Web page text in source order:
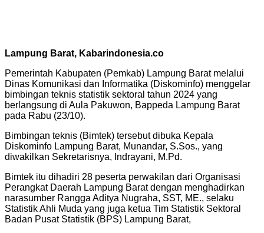
Lampung Barat, Kabarindonesia.co
Pemerintah Kabupaten (Pemkab) Lampung Barat melalui
Dinas Komunikasi dan Informatika (Diskominfo) menggelar
bimbingan teknis statistik sektoral tahun 2024 yang
berlangsung di Aula Pakuwon, Bappeda Lampung Barat
pada Rabu (23/10).
Bimbingan teknis (Bimtek) tersebut dibuka Kepala
Diskominfo Lampung Barat, Munandar, S.Sos., yang
diwakilkan Sekretarisnya, Indrayani, M.Pd.
Bimtek itu dihadiri 28 peserta perwakilan dari Organisasi
Perangkat Daerah Lampung Barat dengan menghadirkan
narasumber Rangga Aditya Nugraha, SST, ME., selaku
Statistik Ahli Muda yang juga ketua Tim Statistik Sektoral
Badan Pusat Statistik (BPS) Lampung Barat,